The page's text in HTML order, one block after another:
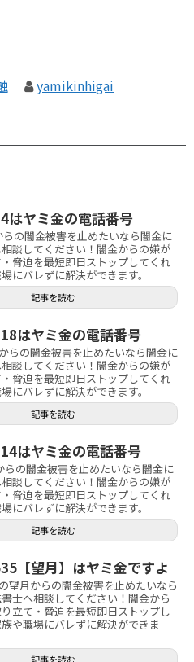
yamikinhigai
はヤミ金の電話番号
の闇金被害を止めたいなら闇金に
談してください！闇金からの嫌が
脅迫を最短即日ストップしてくれ
にバレずに解決ができます。
記事を読む
はヤミ金の電話番号
らの闇金被害を止めたいなら闇金に
談してください！闇金からの嫌が
脅迫を最短即日ストップしてくれ
にバレずに解決ができます。
記事を読む
はヤミ金の電話番号
らの闇金被害を止めたいなら闇金に
談してください！闇金からの嫌が
脅迫を最短即日ストップしてくれ
にバレずに解決ができます。
記事を読む
【望月】はヤミ金ですよ
望月からの闇金被害を止めたいなら
士へ相談してください！闇金から
立て・脅迫を最短即日ストップし
や職場にバレずに解決ができま
記事を読む